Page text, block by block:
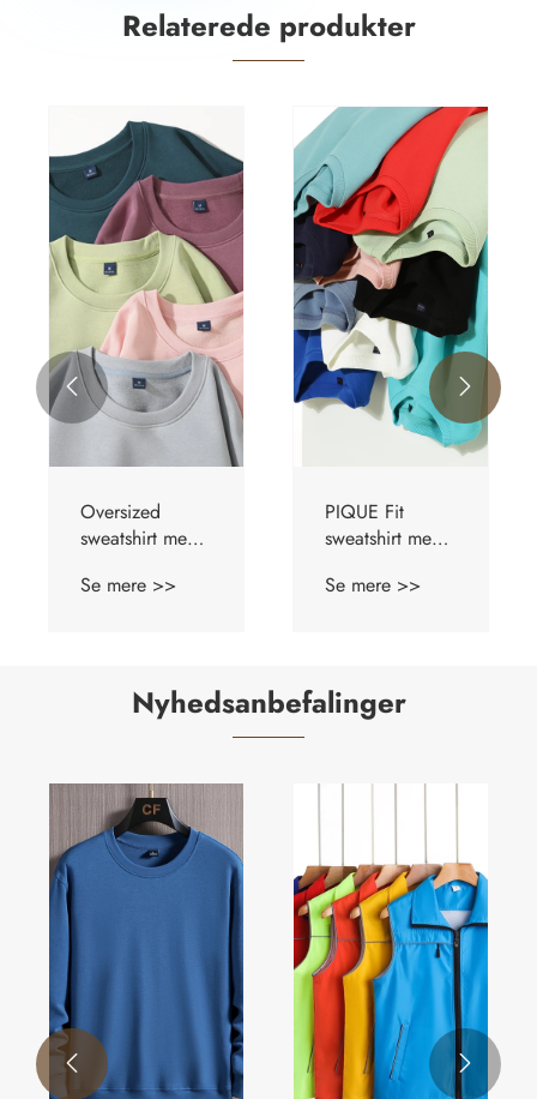
Relaterede produkter
PIQUE Fit
sweatshirt med
Se mere >>
Sweatshirt med
rund hals i
Se mere >>
 
Nyhedsanbefalinger
 